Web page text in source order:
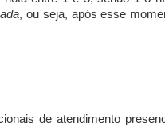
, ou seja, após esse
de atendimento